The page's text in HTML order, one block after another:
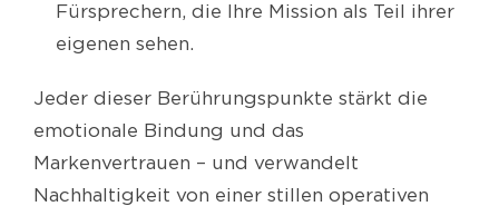
Fürsprechern, die Ihre Mission als Teil ihrer
eigenen sehen.
Jeder dieser Berührungspunkte stärkt die
emotionale Bindung und das
Markenvertrauen – und verwandelt
Nachhaltigkeit von einer stillen operativen